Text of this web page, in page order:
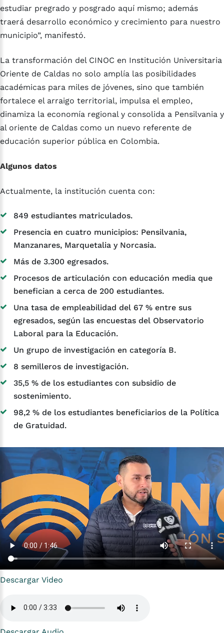
estudiar pregrado y posgrado aquí mismo; además
traerá desarrollo económico y crecimiento para nuestro
municipio”, manifestó.
La transformación del CINOC en Institución Universitaria
Oriente de Caldas no solo amplía las posibilidades
académicas para miles de jóvenes, sino que también
fortalece el arraigo territorial, impulsa el empleo,
dinamiza la economía regional y consolida a Pensilvania y
al oriente de Caldas como un nuevo referente de
educación superior pública en Colombia.
Algunos datos
Actualmente, la institución cuenta con:
849 estudiantes matriculados.
Presencia en cuatro municipios: Pensilvania,
Manzanares, Marquetalia y Norcasia.
Más de 3.300 egresados.
Procesos de articulación con educación media que
benefician a cerca de 200 estudiantes.
Una tasa de empleabilidad del 67 % entre sus
egresados, según las encuestas del Observatorio
Laboral para la Educación.
Un grupo de investigación en categoría B.
8 semilleros de investigación.
35,5 % de los estudiantes con subsidio de
sostenimiento.
98,2 % de los estudiantes beneficiarios de la Política
de Gratuidad.
Descargar Video